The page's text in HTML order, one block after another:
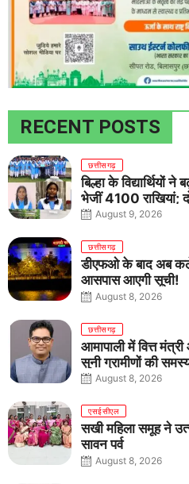
RECENT POSTS
छत्तीसगढ़
बिल्हा के विद्यार्थियों
भेजीं 4100 राखियां;
राष्ट्रीय चयन
August 9, 2026
छत्तीसगढ़
डीएफओ के बाद अब
आसपास आएगी सूची!
August 8, 2026
छत्तीसगढ़
आमापाली में वित्त
सुनी ग्रामीणों की
August 8, 2026
एसईसीएल
सखी महिला समूह ने
सावन पर्व
August 8, 2026